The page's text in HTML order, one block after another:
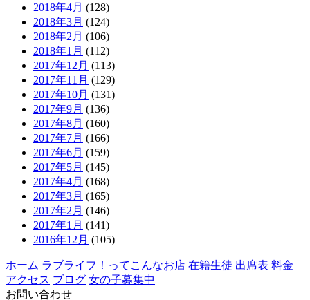
2018年4月 (128)
2018年3月 (124)
2018年2月 (106)
2018年1月 (112)
2017年12月 (113)
2017年11月 (129)
2017年10月 (131)
2017年9月 (136)
2017年8月 (160)
2017年7月 (166)
2017年6月 (159)
2017年5月 (145)
2017年4月 (168)
2017年3月 (165)
2017年2月 (146)
2017年1月 (141)
2016年12月 (105)
ホーム ラブライフ！ってこんなお店 在籍生徒 出席表 料金
アクセス ブログ 女の子募集中
お問い合わせ